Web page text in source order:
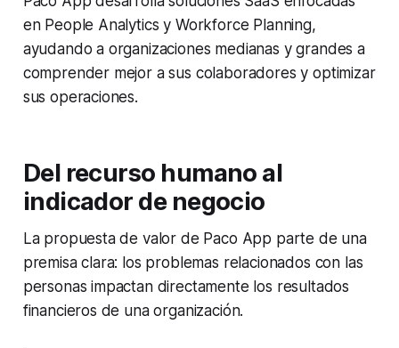
en People Analytics y Workforce Planning,
ayudando a organizaciones medianas y grandes a
comprender mejor a sus colaboradores y optimizar
sus operaciones.
Del recurso humano al
indicador de negocio
La propuesta de valor de Paco App parte de una
premisa clara: los problemas relacionados con las
personas impactan directamente los resultados
financieros de una organización.